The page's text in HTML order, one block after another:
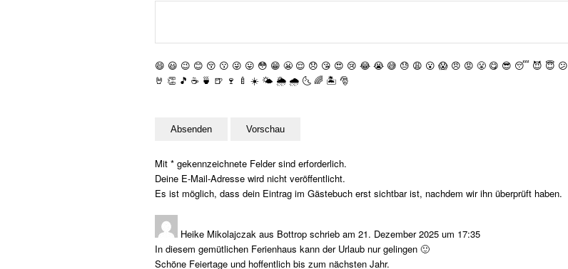
😄 😃 😉 😊 😚 😗 😜 😛 😳 😁 😬 😌 😞 😘 😍 😢 😂 😭 😅 😓 😩 😮 😱 😠 😡 😤 😋 😎 😴 😈 😇 😕
🤘 👏 🎵 ☕️ 🍵 🍺 🍷 🍼 ☀️ 🌤 🌦 🌧 🌜 🌈 🏝 🎅
Mit * gekennzeichnete Felder sind erforderlich.
Deine E-Mail-Adresse wird nicht veröffentlicht.
Es ist möglich, dass dein Eintrag im Gästebuch erst sichtbar ist, nachdem wir ihn überprüft haben.
Heike Mikolajczak aus Bottrop schrieb am 21. Dezember 2025 um 17:35
In diesem gemütlichen Ferienhaus kann der Urlaub nur gelingen 🙂
Schöne Feiertage und hoffentlich bis zum nächsten Jahr.